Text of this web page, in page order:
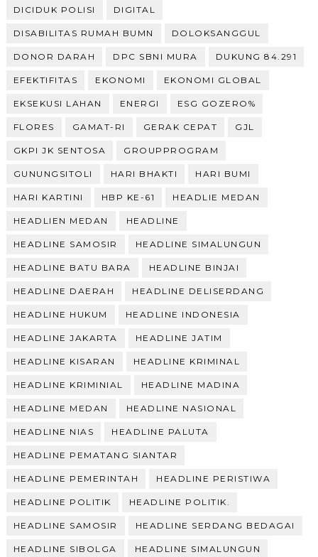
DICIDUK POLISI DIGITAL
DISABILITAS RUMAH BUMN DOLOKSANGGUL
DONOR DARAH DPC SBNI MURA DUKUNG 84.291
EFEKTIFITAS EKONOMI EKONOMI GLOBAL
EKSEKUSI LAHAN ENERGI ESG GOZERO%
FLORES GAMAT-RI GERAK CEPAT GJL
GKPI JK SENTOSA GROUPPROGRAM
GUNUNGSITOLI HARI BHAKTI HARI BUMI
HARI KARTINI HBP KE-61 HEADLIE MEDAN
HEADLIEN MEDAN HEADLINE
HEADLINE SAMOSIR HEADLINE SIMALUNGUN
HEADLINE BATU BARA HEADLINE BINJAI
HEADLINE DAERAH HEADLINE DELISERDANG
HEADLINE HUKUM HEADLINE INDONESIA
HEADLINE JAKARTA HEADLINE JATIM
HEADLINE KISARAN HEADLINE KRIMINAL
HEADLINE KRIMINIAL HEADLINE MADINA
HEADLINE MEDAN HEADLINE NASIONAL
HEADLINE NIAS HEADLINE PALUTA
HEADLINE PEMATANG SIANTAR
HEADLINE PEMERINTAH HEADLINE PERISTIWA
HEADLINE POLITIK HEADLINE POLITIK.
HEADLINE SAMOSIR HEADLINE SERDANG BEDAGAI
HEADLINE SIBOLGA HEADLINE SIMALUNGUN